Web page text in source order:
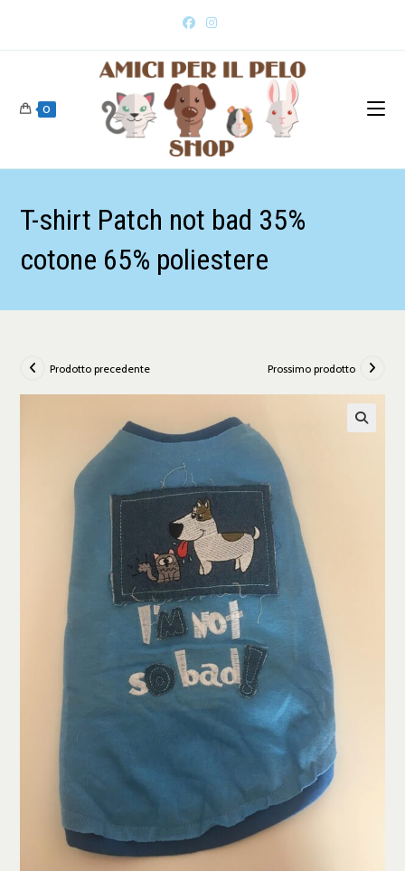
0
T-shirt Patch not bad 35%
cotone 65% poliestere
Prodotto precedente Prossimo prodotto